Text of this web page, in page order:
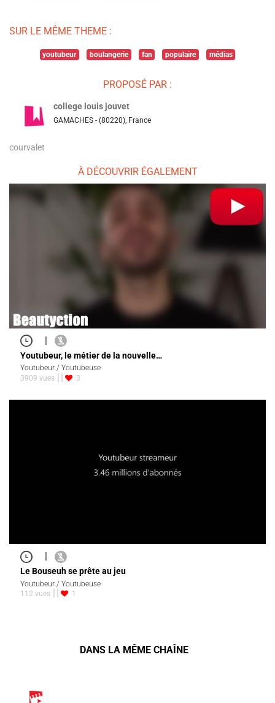
SUR LE MÊME THEME :
youtubeur boulangerie fan populaire médias
PROPOSÉ PAR :
college louis jouvet
GAMACHES - (80220), France
courvalet
À DÉCOUVRIR ÉGALEMENT
|
Youtubeur, le métier de la nouvelle…
Youtubeur / Youtubeuse
3909 vues
3
|
Le Bouseuh se prête au jeu
Youtubeur / Youtubeuse
112 vues
1
DANS LA MÊME CHAÎNE